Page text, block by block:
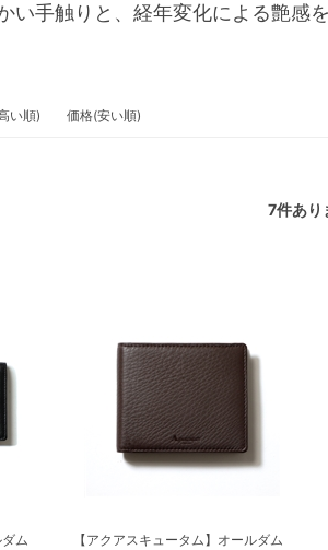
い手触りと、経年変化による艶感
い順) 価格(安い順)
7件あり
ム
【アクアスキュータム】オールダム